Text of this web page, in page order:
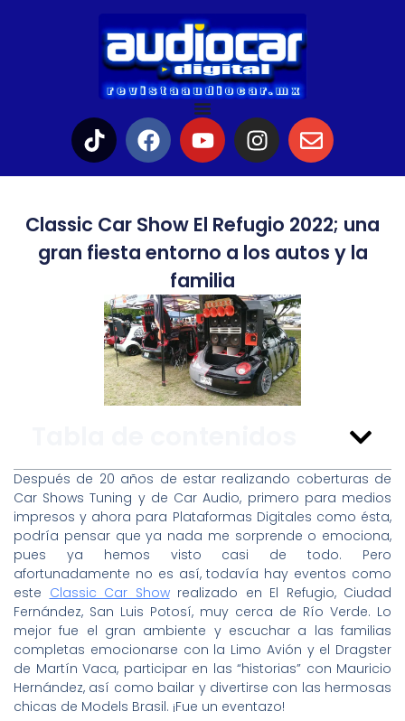
Classic Car Show El Refugio 2022; una
gran fiesta entorno a los autos y la
familia
Después de 20 años de estar realizando coberturas de
Car Shows Tuning y de Car Audio, primero para medios
impresos y ahora para Plataformas Digitales como ésta,
podría pensar que ya nada me sorprende o emociona,
pues ya hemos visto casi de todo. Pero
afortunadamente no es así, todavía hay eventos como
este Classic Car Showrealizado en El Refugio, Ciudad
Fernández, San Luis Potosí, muy cerca de Río Verde. Lo
mejor fue el gran ambiente y escuchar a las familias
completas emocionarse con la Limo Avión y el Dragster
de Martín Vaca, participar en las “historias” con Mauricio
Hernández, así como bailar y divertirse con las hermosas
chicas de Models Brasil. ¡Fue un eventazo!